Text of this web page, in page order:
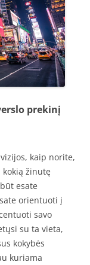
prekinį
kaip norite,
kokią žinutę
esate
orientuoti į
savo
su ta vieta,
kokybės
kuriama